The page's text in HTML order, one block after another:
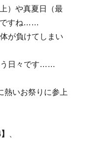
）や真夏日（最
ですね……
が負けてしまい
う日々です……
熱いお祭りに参上